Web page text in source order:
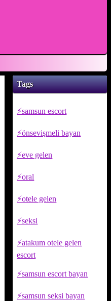
Tags
samsun escort
önsevişmeli bayan
eve gelen
oral
otele gelen
seksi
atakum otele gelen
escort
samsun escort bayan
samsun seksi bayan